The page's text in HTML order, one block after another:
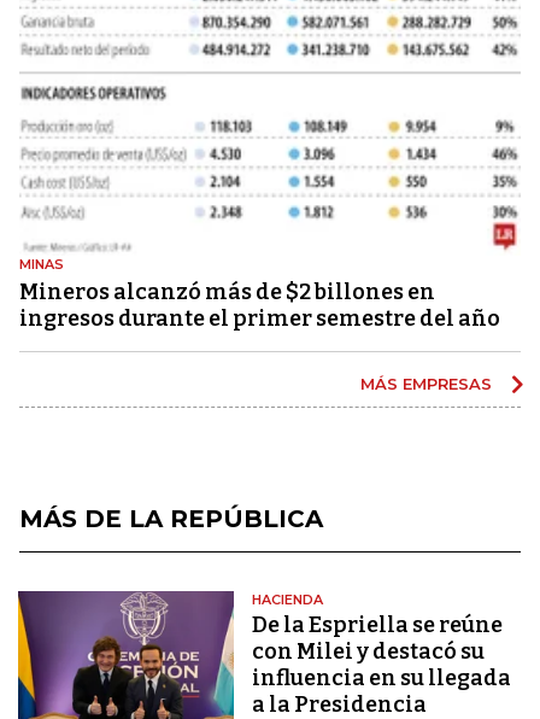
MINAS
Mineros alcanzó más de $2 billones en
ingresos durante el primer semestre del año
MÁS EMPRESAS
MÁS DE LA REPÚBLICA
HACIENDA
De la Espriella se reúne
con Milei y destacó su
influencia en su llegada
a la Presidencia